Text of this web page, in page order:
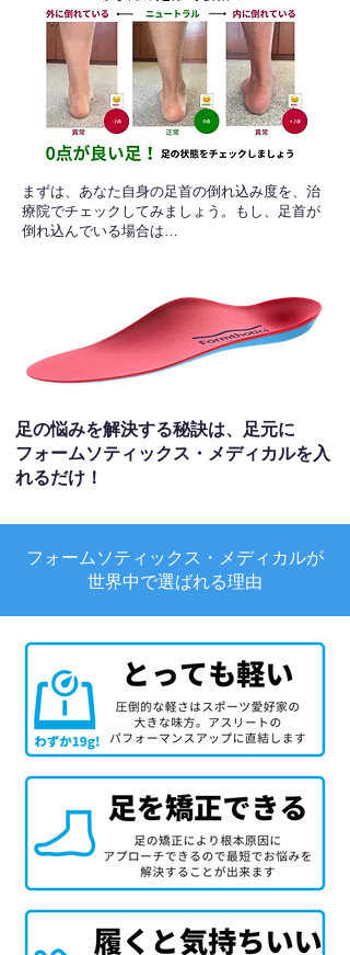
​まずは、あなた自身の足首の倒れ込み度を、治
療院でチェックしてみましょう。もし、足首が
倒れ込んでいる場合は…
足の悩みを解決する秘訣は、足元に
フォームソティックス・メディカルを入
れるだけ！
フォームソティックス・メディカルが
世界中で選ばれる理由